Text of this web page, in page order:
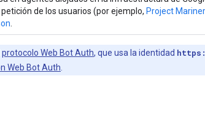
de los usuarios (por ejemplo, Project Mariner
protocolo Web Bot Auth, que usa la identidad
Web Bot Auth